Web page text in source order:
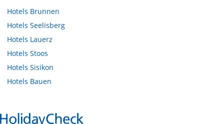
Hotels Brunnen
Hotels Seelisberg
Hotels Lauerz
Hotels Stoos
Hotels Sisikon
Hotels Bauen